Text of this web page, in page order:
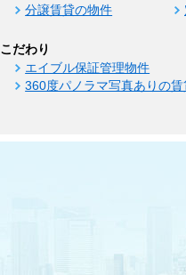
分譲賃貸の物件
こだわり
エイブル保証管理物件
360度パノラマ写真ありの